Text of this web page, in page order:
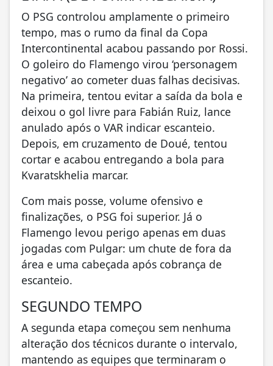
O PSG controlou amplamente o primeiro
tempo, mas o rumo da final da Copa
Intercontinental acabou passando por Rossi.
O goleiro do Flamengo virou ‘personagem
negativo’ ao cometer duas falhas decisivas.
Na primeira, tentou evitar a saída da bola e
deixou o gol livre para Fabián Ruiz, lance
anulado após o VAR indicar escanteio.
Depois, em cruzamento de Doué, tentou
cortar e acabou entregando a bola para
Kvaratskhelia marcar.
Com mais posse, volume ofensivo e
finalizações, o PSG foi superior. Já o
Flamengo levou perigo apenas em duas
jogadas com Pulgar: um chute de fora da
área e uma cabeçada após cobrança de
escanteio.
SEGUNDO TEMPO
A segunda etapa começou sem nenhuma
alteração dos técnicos durante o intervalo,
mantendo as equipes que terminaram o